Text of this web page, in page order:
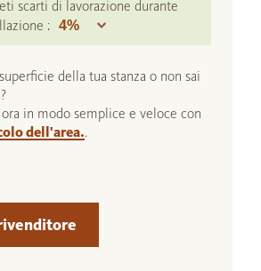
scarti di lavorazione durante
:
della tua stanza o non sai
in modo semplice e veloce con
dell'area..